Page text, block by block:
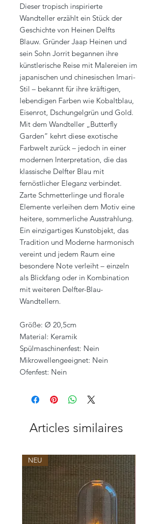
Dieser tropisch inspirierte
Wandteller erzählt ein Stück der
Geschichte von Heinen Delfts
Blauw. Gründer Jaap Heinen und
sein Sohn Jorrit begannen ihre
künstlerische Reise mit Malereien im
japanischen und chinesischen Imari-
Stil – bekannt für ihre kräftigen,
lebendigen Farben wie Kobaltblau,
Eisenrot, Dschungelgrün und Gold.
Mit dem Wandteller „Butterfly
Garden“ kehrt diese exotische
Farbwelt zurück – jedoch in einer
modernen Interpretation, die das
klassische Delfter Blau mit
fernöstlicher Eleganz verbindet.
Zarte Schmetterlinge und florale
Elemente verleihen dem Motiv eine
heitere, sommerliche Ausstrahlung.
Ein einzigartiges Kunstobjekt, das
Tradition und Moderne harmonisch
vereint und jedem Raum eine
besondere Note verleiht – einzeln
als Blickfang oder in Kombination
mit weiteren Delfter-Blau-
Wandtellern.
Größe: Ø 20,5cm
Material: Keramik
Spülmaschinenfest: Nein
Mikrowellengeeignet: Nein
Ofenfest: Nein
Articles similaires
NEU